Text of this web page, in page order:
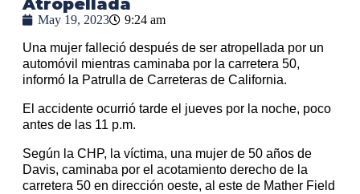
Atropellada
May 19, 2023 9:24 am
Una mujer falleció después de ser atropellada por un
automóvil mientras caminaba por la carretera 50,
informó la Patrulla de Carreteras de California.
El accidente ocurrió tarde el jueves por la noche, poco
antes de las 11 p.m.
Según la CHP, la víctima, una mujer de 50 años de
Davis, caminaba por el acotamiento derecho de la
carretera 50 en dirección oeste, al este de Mather Field